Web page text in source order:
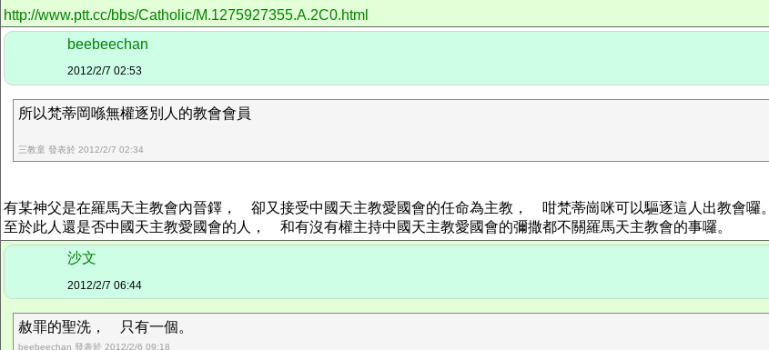
http://www.ptt.cc/bbs/Catholic/M.1275927355.A.2C0.html
beebeechan
2012/2/7 02:53
所以梵蒂岡喺無權逐別人的教會會員
三教童 發表於 2012/2/7 02:34
有某神父是在羅馬天主教會內晉鐸， 卻又接受中國天主教愛國會的任命為主教， 咁梵蒂崗咪可以驅逐這人出教會囉。
至於此人還是否中國天主教愛國會的人， 和有沒有權主持中國天主教愛國會的彌撒都不關羅馬天主教會的事囉。
沙文
2012/2/7 06:44
赦罪的聖洗， 只有一個。
beebeechan 發表於 2012/2/6 09:18